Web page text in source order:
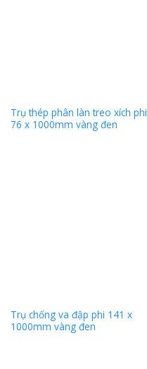
Trụ thép phân làn treo xích phi
76 x 1000mm vàng đen
Trụ chống va đập phi 141 x
1000mm vàng đen